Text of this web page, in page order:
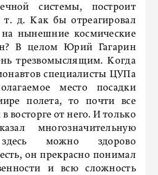
системы, построит
д. Как бы отреагировал
нынешние космические
В целом Юрий Гагарин
трезвомыслящим. Когда
специалисты ЦУПа
место посадки
полета, то почти все
восторге от него. И только
многозначительную
можно здорово
он прекрасно понимал
и всю сложность